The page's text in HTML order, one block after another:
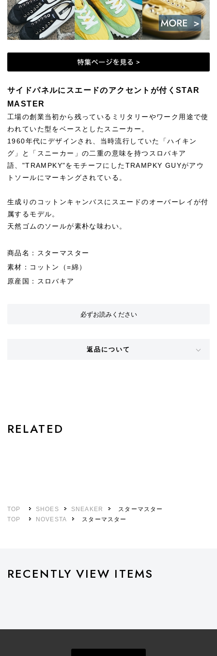
サイドパネルにスエードのアクセントが付くSTAR
MASTER
工場の創業当初から残っているミリタリーやワーク用途で使
われていた型をベースとしたスニーカー。
1960年代にデザインされ、当時流行していた「ハイキン
グ」と「スニーカー」の二重の意味を持つスロバキア
語、"TRAMPKY"をモチーフにしたTRAMPKY GUYがアウ
トソールにマーキングされている。
生成りのコットンキャンバスにスエードのオーバーレイが付
属するモデル。
天然ゴムのソールが素朴な味わい。
商品名：スターマスター
素材：コットン（=綿）
原産国：スロバキア
必ずお読みください
返品について
RELATED
TOP SHOES SNEAKER
スターマスター
TOP
NOVESTA スターマスター
RECENTLY VIEW ITEMS